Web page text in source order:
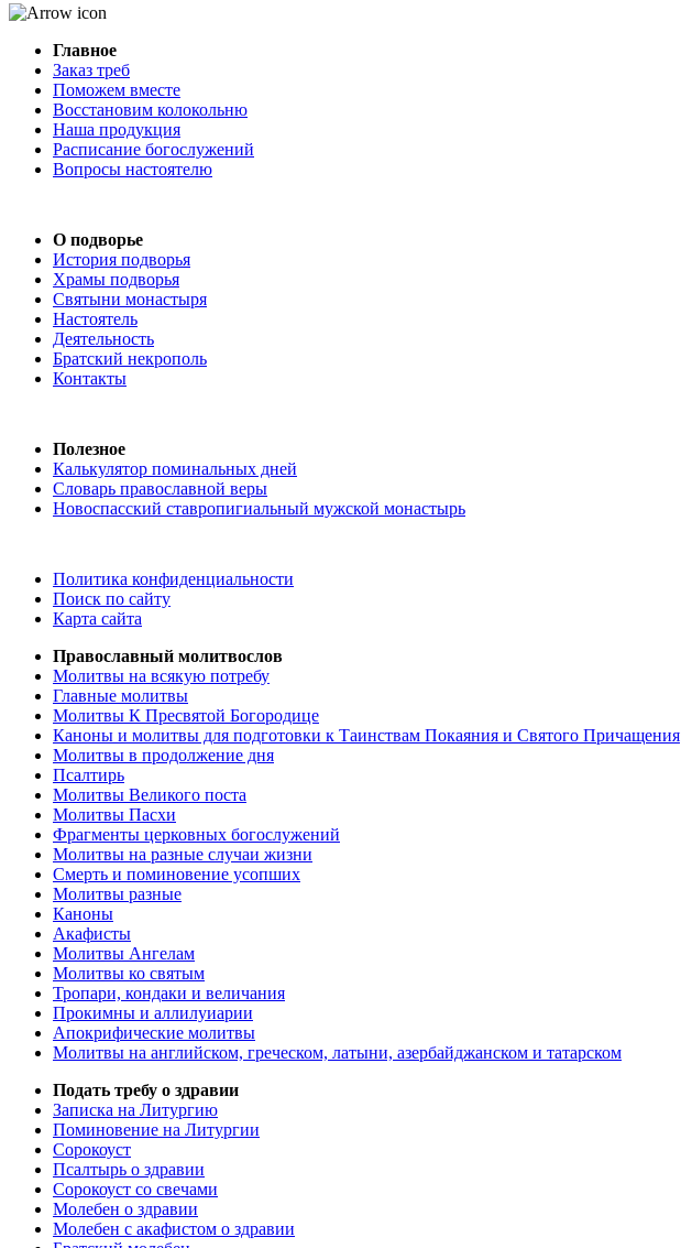
Главное
Заказ треб
Поможем вместе
Восстановим колокольню
Наша продукция
Расписание богослужений
Вопросы настоятелю
О подворье
История подворья
Храмы подворья
Святыни монастыря
Настоятель
Деятельность
Братский некрополь
Контакты
Полезное
Калькулятор поминальных дней
Словарь православной веры
Новоспасский ставропигиальный мужской монастырь
Политика конфиденциальности
Поиск по сайту
Карта сайта
Православный молитвослов
Молитвы на всякую потребу
Главные молитвы
Молитвы К Пресвятой Богородице
Каноны и молитвы для подготовки к Таинствам Покаяния и Святого Причащения
Молитвы в продолжение дня
Псалтирь
Молитвы Великого поста
Молитвы Пасхи
Фрагменты церковных богослужений
Молитвы на разные случаи жизни
Смерть и поминовение усопших
Молитвы разные
Каноны
Акафисты
Молитвы Ангелам
Молитвы ко святым
Тропари, кондаки и величания
Прокимны и аллилуиарии
Апокрифические молитвы
Молитвы на английском, греческом, латыни, азербайджанском и татарском
Подать требу о здравии
Записка на Литургию
Поминовение на Литургии
Сорокоуст
Псалтырь о здравии
Сорокоуст со свечами
Молебен о здравии
Молебен с акафистом о здравии